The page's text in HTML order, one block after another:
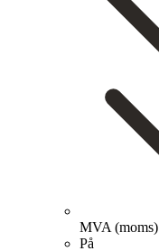
MVA (moms)
På